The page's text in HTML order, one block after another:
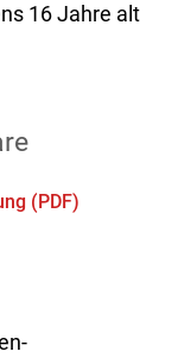
16 Jahre alt
(PDF)